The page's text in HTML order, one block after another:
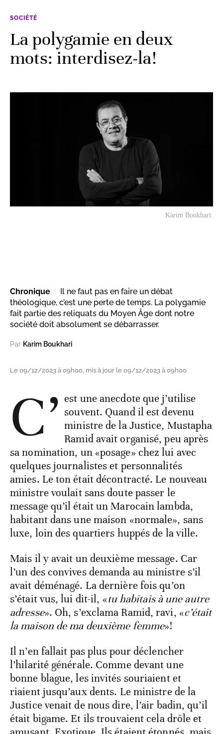
SOCIÉTÉ
La polygamie en deux
mots: interdisez-la!
Karim Boukhari.
Chronique
Il ne faut pas en faire un débat
théologique, c’est une perte de temps. La polygamie
fait partie des reliquats du Moyen Âge dont notre
société doit absolument se débarrasser.
Par Karim Boukhari
Le 09/12/2023 à 09h00, mis à jour le 09/12/2023 à 09h00
C’ est une anecdote que j’utilise
souvent. Quand il est devenu
ministre de la Justice, Mustapha
Ramid avait organisé, peu après
sa nomination, un «posage» chez lui avec
quelques journalistes et personnalités
amies. Le ton était décontracté. Le nouveau
ministre voulait sans doute passer le
message qu’il était un Marocain lambda,
habitant dans une maison «normale», sans
luxe, loin des quartiers huppés de la ville.
Mais il y avait un deuxième message. Car
l’un des convives demanda au ministre s’il
avait déménagé. La dernière fois qu’on
s’était vus, lui dit-il, «tu habitais à une autre
adresse». Oh, s’exclama Ramid, ravi, «c’était
la maison de ma deuxième femme»!
Il n’en fallait pas plus pour déclencher
l’hilarité générale. Comme devant une
bonne blague, les invités souriaient et
riaient jusqu’aux dents. Le ministre de la
Justice venait de nous dire, l’air badin, qu’il
était bigame. Et ils trouvaient cela drôle et